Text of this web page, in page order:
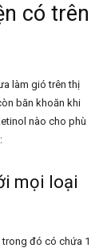
có trên
làm gió trên thị
băn khoăn khi
nào cho phù
mọi loại
trong đó có chứa 1